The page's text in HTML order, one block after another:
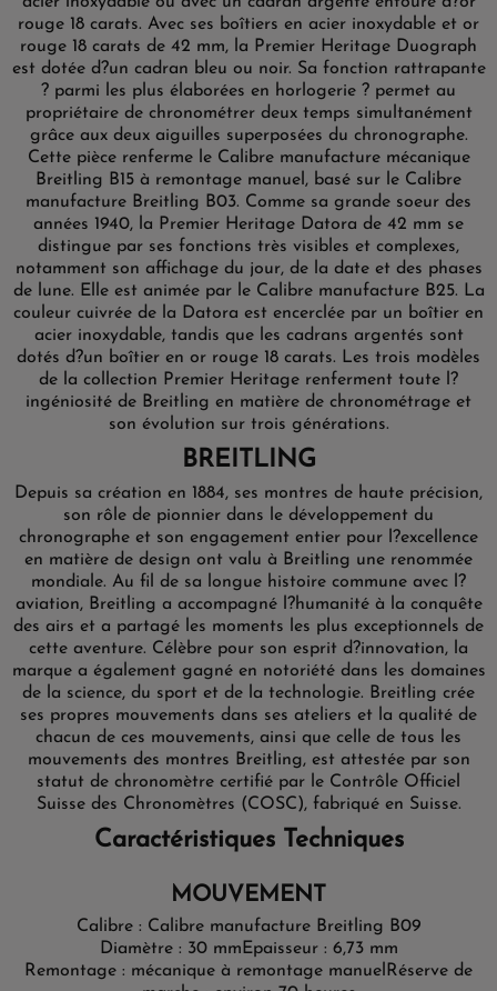
rouge 18 carats. Avec ses boîtiers en acier inoxydable et or
rouge 18 carats de 42 mm, la Premier Heritage Duograph
est dotée d?un cadran bleu ou noir. Sa fonction rattrapante
? parmi les plus élaborées en horlogerie ? permet au
propriétaire de chronométrer deux temps simultanément
grâce aux deux aiguilles superposées du chronographe.
Cette pièce renferme le Calibre manufacture mécanique
Breitling B15 à remontage manuel, basé sur le Calibre
manufacture Breitling B03. Comme sa grande soeur des
années 1940, la Premier Heritage Datora de 42 mm se
distingue par ses fonctions très visibles et complexes,
notamment son affichage du jour, de la date et des phases
de lune. Elle est animée par le Calibre manufacture B25. La
couleur cuivrée de la Datora est encerclée par un boîtier en
acier inoxydable, tandis que les cadrans argentés sont
dotés d?un boîtier en or rouge 18 carats. Les trois modèles
de la collection Premier Heritage renferment toute l?
ingéniosité de Breitling en matière de chronométrage et
son évolution sur trois générations.
BREITLING
Depuis sa création en 1884, ses montres de haute précision,
son rôle de pionnier dans le développement du
chronographe et son engagement entier pour l?excellence
en matière de design ont valu à Breitling une renommée
mondiale. Au fil de sa longue histoire commune avec l?
aviation, Breitling a accompagné l?humanité à la conquête
des airs et a partagé les moments les plus exceptionnels de
cette aventure. Célèbre pour son esprit d?innovation, la
marque a également gagné en notoriété dans les domaines
de la science, du sport et de la technologie. Breitling crée
ses propres mouvements dans ses ateliers et la qualité de
chacun de ces mouvements, ainsi que celle de tous les
mouvements des montres Breitling, est attestée par son
statut de chronomètre certifié par le Contrôle Officiel
Suisse des Chronomètres (COSC), fabriqué en Suisse.
Caractéristiques Techniques
MOUVEMENT
Calibre : Calibre manufacture Breitling B09
Diamètre : 30 mm Epaisseur : 6,73 mm
Remontage : mécanique à remontage manuel Réserve de